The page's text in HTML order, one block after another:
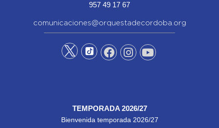
957 49 17 67
comunicaciones@orquestadecordoba.org
TEMPORADA 2026/27
Bienvenida temporada 2026/27